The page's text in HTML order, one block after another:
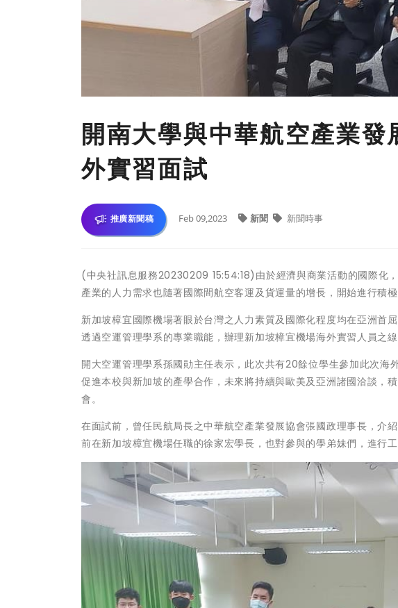
開南大學與中華航空產業
外實習面試
推廣新聞稿 Feb 09,2023 新聞 新聞時事
(中央社訊息服務20230209 15:54:18)由於經濟與商業活動的國際化
產業的人力需求也隨著國際間航空客運及貨運量的增長，開始進行積極
新加坡樟宜國際機場著眼於台灣之人力素質及國際化程度均在亞洲首
透過空運管理學系的專業職能，辦理新加坡樟宜機場海外實習人員之線
開大空運管理學系孫國勛主任表示，此次共有20餘位學生參加此次海
促進本校與新加坡的產學合作，未來將持續與歐美及亞洲諸國洽談，
會。
在面試前，曾任民航局長之中華航空產業發展協會張國政理事長，介
前在新加坡樟宜機場任職的徐家宏學長，也對參與的學弟妹們，進行